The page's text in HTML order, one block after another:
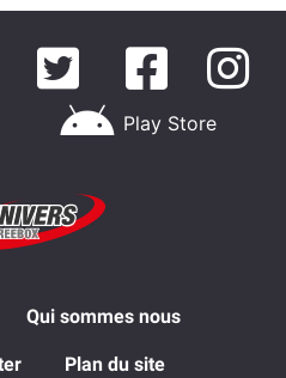
Play Store
Qui sommes nous
Plan du site